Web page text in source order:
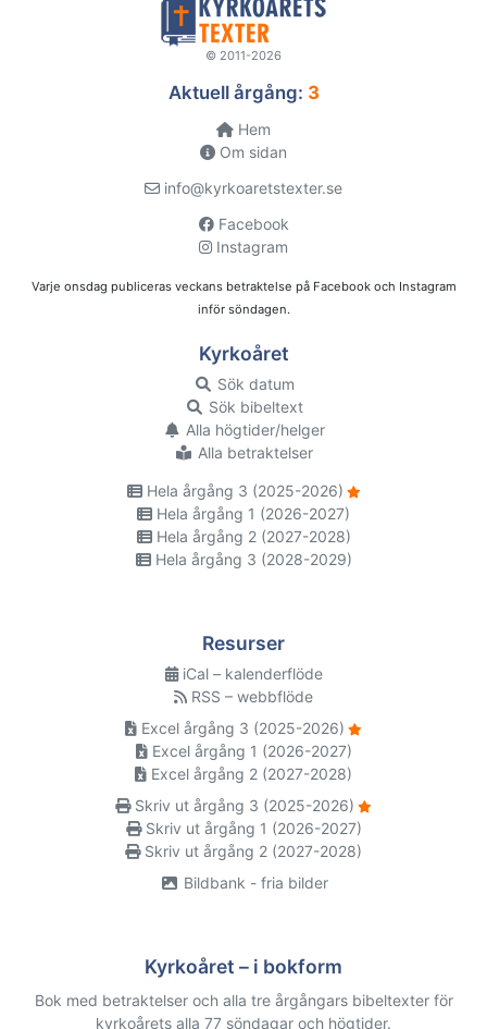
© 2011-2026
Aktuell årgång: 3
Hem
Om sidan
info@kyrkoaretstexter.se
Facebook
Instagram
Varje onsdag publiceras veckans betraktelse på Facebook och Instagram
inför söndagen.
Kyrkoåret
Sök datum
Sök bibeltext
Alla högtider/helger
Alla betraktelser
Hela årgång 3 (2025-2026)
Hela årgång 1 (2026-2027)
Hela årgång 2 (2027-2028)
Hela årgång 3 (2028-2029)
Resurser
iCal – kalenderflöde
RSS – webbflöde
Excel årgång 3 (2025-2026)
Excel årgång 1 (2026-2027)
Excel årgång 2 (2027-2028)
Skriv ut årgång 3 (2025-2026)
Skriv ut årgång 1 (2026-2027)
Skriv ut årgång 2 (2027-2028)
Bildbank - fria bilder
Kyrkoåret – i bokform
Bok med betraktelser och alla tre årgångars bibeltexter för
kyrkoårets alla 77 söndagar och högtider.